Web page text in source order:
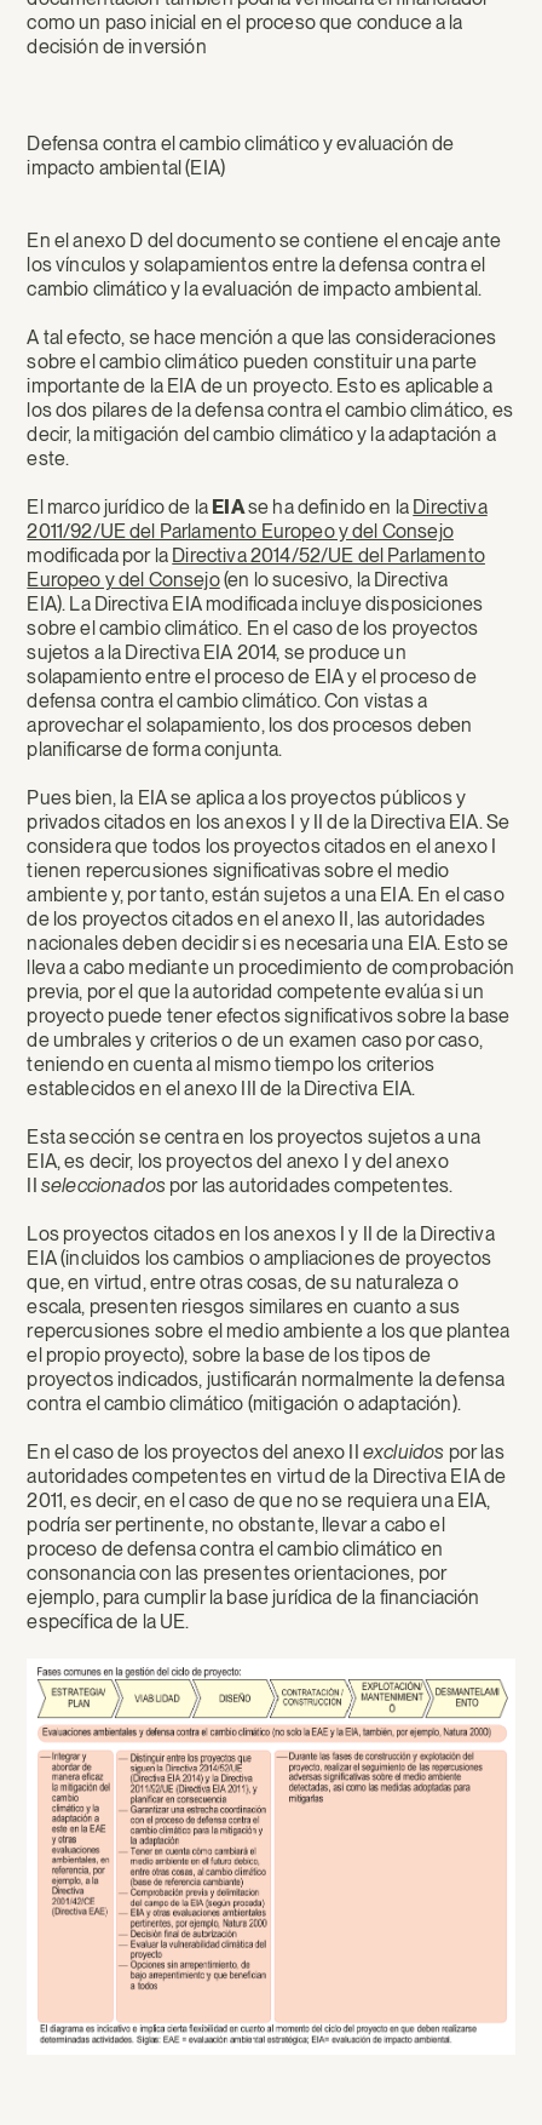
como un paso inicial en el proceso que conduce a la
decisión de inversión
Defensa contra el cambio climático y evaluación de
impacto ambiental (EIA)
En el anexo D del documento se contiene el encaje ante
los vínculos y solapamientos entre la defensa contra el
cambio climático y la evaluación de impacto ambiental.
A tal efecto, se hace mención a que las consideraciones
sobre el cambio climático pueden constituir una parte
importante de la EIA de un proyecto. Esto es aplicable a
los dos pilares de la defensa contra el cambio climático, es
decir, la mitigación del cambio climático y la adaptación a
este.
El marco jurídico de la EIAse ha definido en la Directiva
2011/92/UE del Parlamento Europeo y del Consejo
modificada por la Directiva 2014/52/UE del Parlamento
Europeo y del Consejo(en lo sucesivo, la Directiva
EIA). La Directiva EIA modificada incluye disposiciones
sobre el cambio climático. En el caso de los proyectos
sujetos a la Directiva EIA 2014, se produce un
solapamiento entre el proceso de EIA y el proceso de
defensa contra el cambio climático. Con vistas a
aprovechar el solapamiento, los dos procesos deben
planificarse de forma conjunta.
Pues bien, la EIA se aplica a los proyectos públicos y
privados citados en los anexos I y II de la Directiva EIA. Se
considera que todos los proyectos citados en el anexo I
tienen repercusiones significativas sobre el medio
ambiente y, por tanto, están sujetos a una EIA. En el caso
de los proyectos citados en el anexo II, las autoridades
nacionales deben decidir si es necesaria una EIA. Esto se
lleva a cabo mediante un procedimiento de comprobación
previa, por el que la autoridad competente evalúa si un
proyecto puede tener efectos significativos sobre la base
de umbrales y criterios o de un examen caso por caso,
teniendo en cuenta al mismo tiempo los criterios
establecidos en el anexo III de la Directiva EIA.
Esta sección se centra en los proyectos sujetos a una
EIA, es decir, los proyectos del anexo I y del anexo
seleccionados por las autoridades competentes.
Los proyectos citados en los anexos I y II de la Directiva
EIA (incluidos los cambios o ampliaciones de proyectos
que, en virtud, entre otras cosas, de su naturaleza o
escala, presenten riesgos similares en cuanto a sus
repercusiones sobre el medio ambiente a los que plantea
el propio proyecto), sobre la base de los tipos de
proyectos indicados, justificarán normalmente la defensa
contra el cambio climático (mitigación o adaptación).
En el caso de los proyectos del anexo II excluidos por las
autoridades competentes en virtud de la Directiva EIA de
2011, es decir, en el caso de que no se requiera una EIA,
podría ser pertinente, no obstante, llevar a cabo el
proceso de defensa contra el cambio climático en
consonancia con las presentes orientaciones, por
ejemplo, para cumplir la base jurídica de la financiación
específica de la UE.